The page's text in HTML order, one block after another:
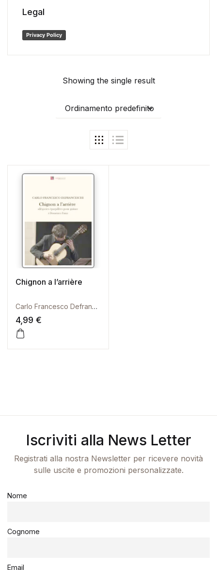
Showing the single result
Ordinamento predefinito
Chignon a l’arrière
Carlo Francesco Defranceschi
4,99 €
Legal
Privacy Policy
Iscriviti alla News Letter
Registrati alla nostra Newsletter per ricevere novità
sulle uscite e promozioni personalizzate.
Nome
Cognome
Email